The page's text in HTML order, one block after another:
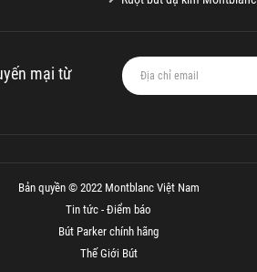
mại từ
Bản quyền © 2022 Montblanc Việt Nam
Tin tức - Điểm báo
Bút Parker chính hãng
Thế Giới Bút